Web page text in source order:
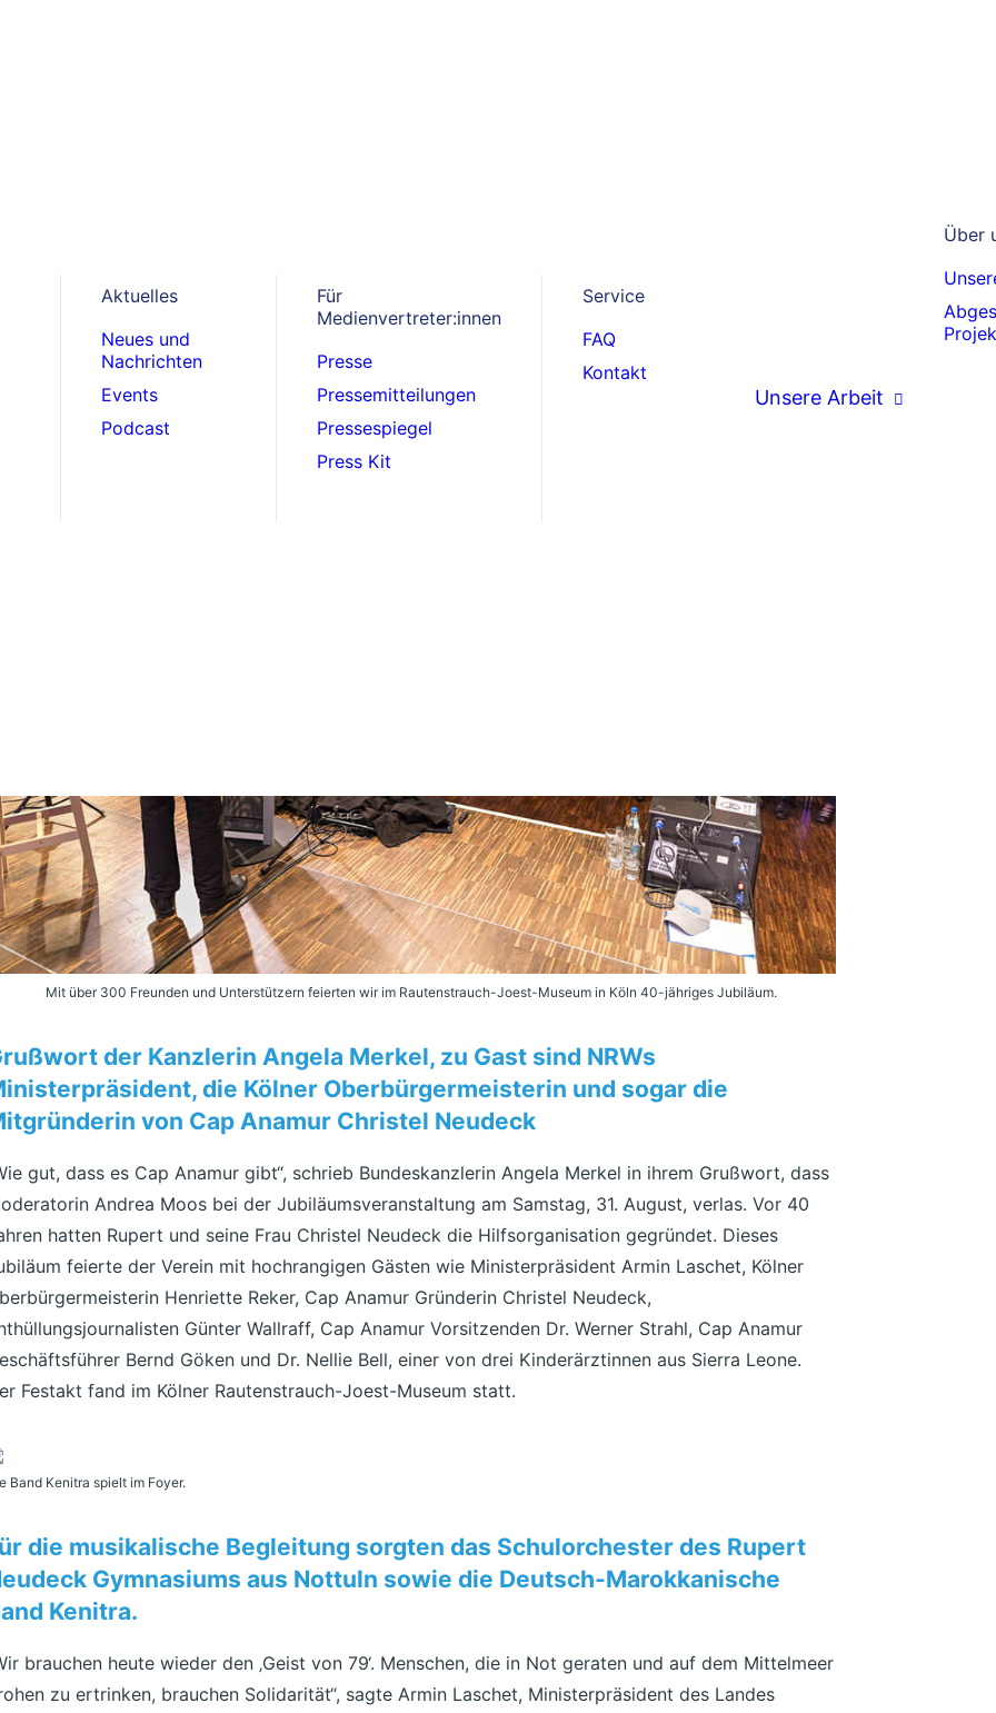
Aktuelles
Neues und
Nachrichten
Events
Podcast
Für
Medienvertreter:innen
Presse
Pressemitteilungen
Pressespiegel
Press Kit
Service
FAQ
Kontakt
Unsere Arbeit
Über
im Einsatz aber stets prinzipientreu. Über vier Jahrzehnte lang
und bis heute leistet Cap Anamur weltweit humanitäre Hilfe:
Bedingungslos und nachhaltig.
Mit über 300 Freunden und Unterstützern feierten wir im Rautenstrauch-Joest-Museum in Köln 40-jähriges Jubiläum.
der Kanzlerin Angela Merkel, zu Gast sind NRWs
die Kölner Oberbürgermeisterin und sogar die
von Cap Anamur Christel Neudeck
gut, dass es Cap Anamur gibt“, schrieb Bundeskanzlerin Angela Merkel in ihrem Grußwort, dass
Andrea Moos bei der Jubiläumsveranstaltung am Samstag, 31. August, verlas. Vor 40
hatten Rupert und seine Frau Christel Neudeck die Hilfsorganisation gegründet. Dieses
feierte der Verein mit hochrangigen Gästen wie Ministerpräsident Armin Laschet, Kölner
Henriette Reker, Cap Anamur Gründerin Christel Neudeck,
Günter Wallraff, Cap Anamur Vorsitzenden Dr. Werner Strahl, Cap Anamur
Bernd Göken und Dr. Nellie Bell, einer von drei Kinderärztinnen aus Sierra Leone.
Festakt fand im Kölner Rautenstrauch-Joest-Museum statt.
Band Kenitra spielt im Foyer.
die musikalische Begleitung sorgten das Schulorchester des Rupert
Gymnasiums aus Nottuln sowie die Deutsch-Marokkanische
Kenitra.
brauchen heute wieder den ‚Geist von 79‘. Menschen, die in Not geraten und auf dem Mittelmeer
zu ertrinken, brauchen Solidarität“, sagte Armin Laschet, Ministerpräsident des Landes